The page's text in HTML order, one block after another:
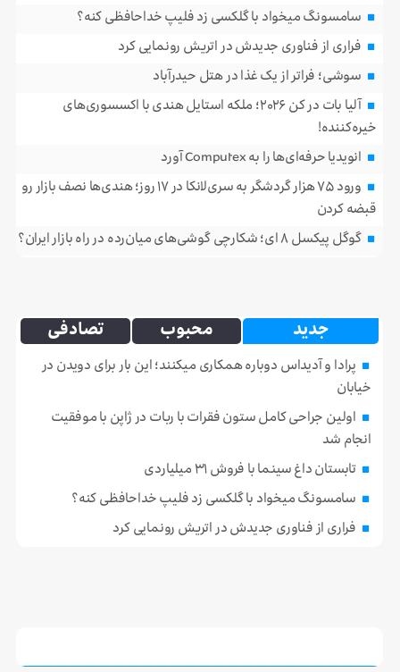
سامسونگ میخواد با گلکسی زد فلیپ خداحافظی کنه؟
فراری از فناوری جدیدش در اتریش رونمایی کرد
سوشی؛ فراتر از یک غذا در هتل حیدرآباد
آلیا بات در کن ۲۰۲۶؛ ملکه استایل هندی با اکسسوری‌های
خیره‌کننده!
انویدیا حرفه‌ای‌ها را به Computex آورد
ورود ۷۵ هزار گردشگر به سری‌لانکا در ۱۷ روز؛ هندی‌ها نصف بازار رو
قبضه کردن
گوگل پیکسل ۸ ای؛ شکارچی گوشی‌های میان‌رده در راه بازار ایران؟
جدید محبوب تصادفی
پرادا و آدیداس دوباره همکاری میکنند؛ این بار برای دویدن در
خیابان
اولین جراحی کامل ستون فقرات با ربات در ژاپن با موفقیت
انجام شد
تابستان داغ سینما با فروش ۳۱ میلیاردی
سامسونگ میخواد با گلکسی زد فلیپ خداحافظی کنه؟
فراری از فناوری جدیدش در اتریش رونمایی کرد